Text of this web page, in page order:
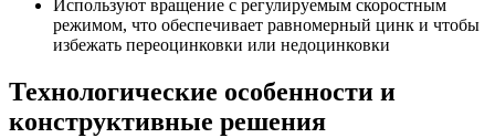
Используют вращение с регулируемым скоростным
режимом, что обеспечивает равномерный цинк и чтобы
избежать переоцинковки или недоцинковки
Технологические особенности и
конструктивные решения